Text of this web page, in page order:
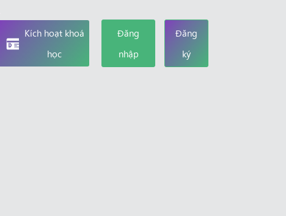
Kích hoạt khoá
học
Đăng
nhập
Đăng
ký